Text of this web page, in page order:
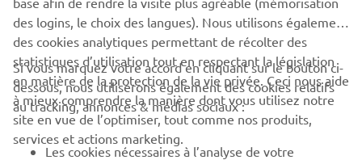
CORPORATE
BUSINESS
des logins, le choix des langues). Nous utilisons également
des cookies analytiques permettant de récolter des
statistiques d’utilisation tout en respectant la législation
en matière de la protection de la vie privée. Ceci nous aide
à mieux comprendre la manière dont vous utilisez notre
site en vue de l’optimiser, tout comme nos produits,
services et actions marketing.
Si vous marquez votre accord en cliquant sur le bouton ci-
dessous, nous utiliserons également des cookies relatifs
au tracking, annonces & médias sociaux :
Les cookies nécessaires à l’analyse de votre